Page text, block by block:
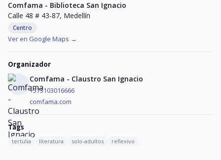
Comfama - Biblioteca San Ignacio
Calle 48 # 43-87, Medellín
Centro
Ver en Google Maps →
Organizador
Comfama - Claustro San Ignacio
+573103016666
comfama.com
Tags
tertulia literatura solo-adultos reflexivo